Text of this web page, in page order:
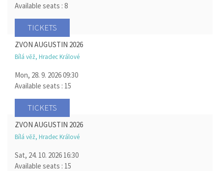
Available seats : 8
TICKETS
ZVON AUGUSTIN 2026
Bílá věž, Hradec Králové
Mon, 28. 9. 202609:30
Available seats : 15
TICKETS
ZVON AUGUSTIN 2026
Bílá věž, Hradec Králové
Sat, 24. 10. 2026 16:30
Available seats : 15